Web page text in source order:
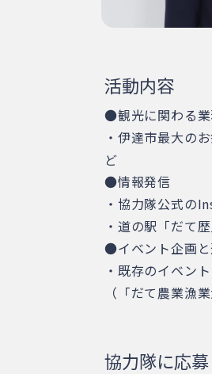
活動内容
●観光に関わる業
・伊達市最大の
ど
●情報発信
・協力隊公式の
・道の駅「だて
●イベント企画と
・既存のイベン
（「だて農業漁
協力隊に応